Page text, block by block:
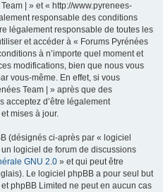
| » et « http://www.pyrenees-
responsable des conditions
légalement responsable de toutes les
et accéder à « Forums Pyrénées
à n’importe quel moment et
modifications, bien que nous vous
vous-même. En effet, si vous
Team | » après que des
acceptez d’être légalement
mises à jour.
(désignés ci-après par « logiciel
logiciel de forum de discussions
GNU 2.0 » et qui peut être
Le logiciel phpBB a pour seul but
phpBB Limited ne peut en aucun cas